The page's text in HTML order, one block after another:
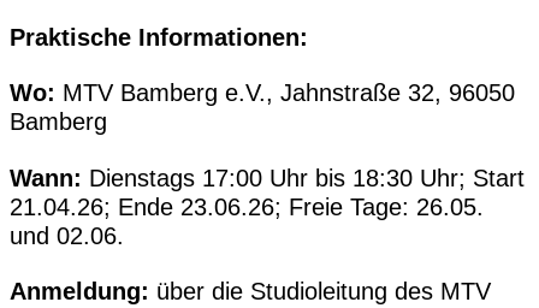
Praktische Informationen:
Wo: MTV Bamberg e.V., Jahnstraße 32, 96050
Bamberg
Wann: Dienstags 17:00 Uhr bis 18:30 Uhr; Start
21.04.26; Ende 23.06.26; Freie Tage: 26.05.
und 02.06.
Anmeldung: über die Studioleitung des MTV